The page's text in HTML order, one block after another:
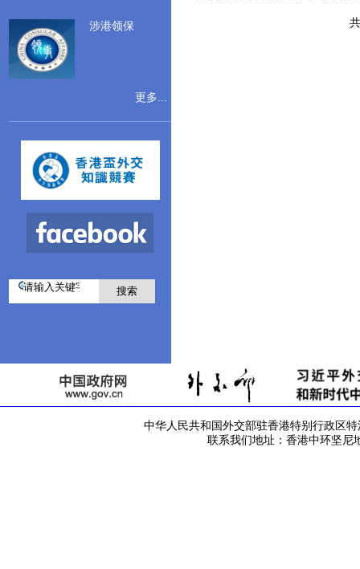
涉港领保
更多...
中华人民共和国外交部驻香港特别行政区特
联系我们地址：香港中环坚尼